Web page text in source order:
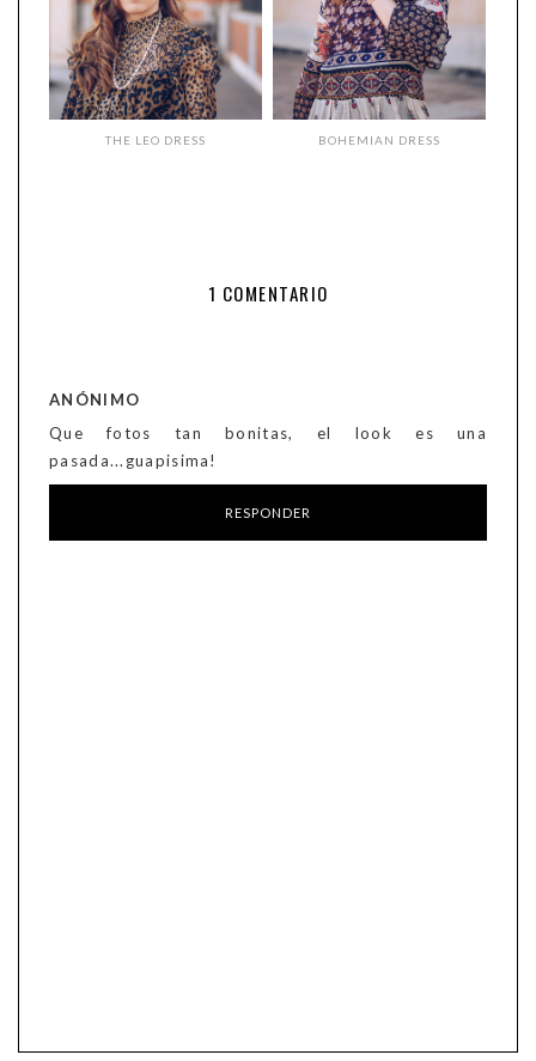
THE LEO DRESS BOHEMIAN DRESS
1 COMENTARIO
ANÓNIMO
Que fotos tan bonitas, el look es una
pasada...guapisima!
RESPONDER